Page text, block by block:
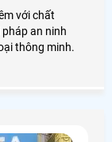
với chất
pháp an ninh
thông minh.